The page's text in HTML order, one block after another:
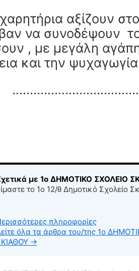
αξίζουν
να συνοδέψουν
, με μεγάλη
και την
με 1ο ΔΗΜΟΤΙΚΟ ΣΧΟΛΕΙΟ
το 1ο 12/θ Δημοτικό Σχολείο
πληροφορίες
όλα τα άρθρα του/της 1ο
→